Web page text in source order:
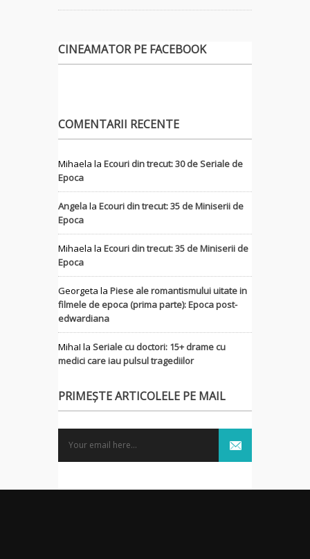
CINEAMATOR PE FACEBOOK
COMENTARII RECENTE
Mihaela la Ecouri din trecut: 30 de Seriale de
Epoca
Angelala Ecouri din trecut: 35 de Miniserii de
Epoca
Mihaela la Ecouri din trecut: 35 de Miniserii de
Epoca
Georgeta la Piese ale romantismului uitate in
filmele de epoca (prima parte): Epoca post-
edwardiana
MihaI la Seriale cu doctori: 15+ drame cu
medici care iau pulsul tragediilor
PRIMEȘTE ARTICOLELE PE MAIL